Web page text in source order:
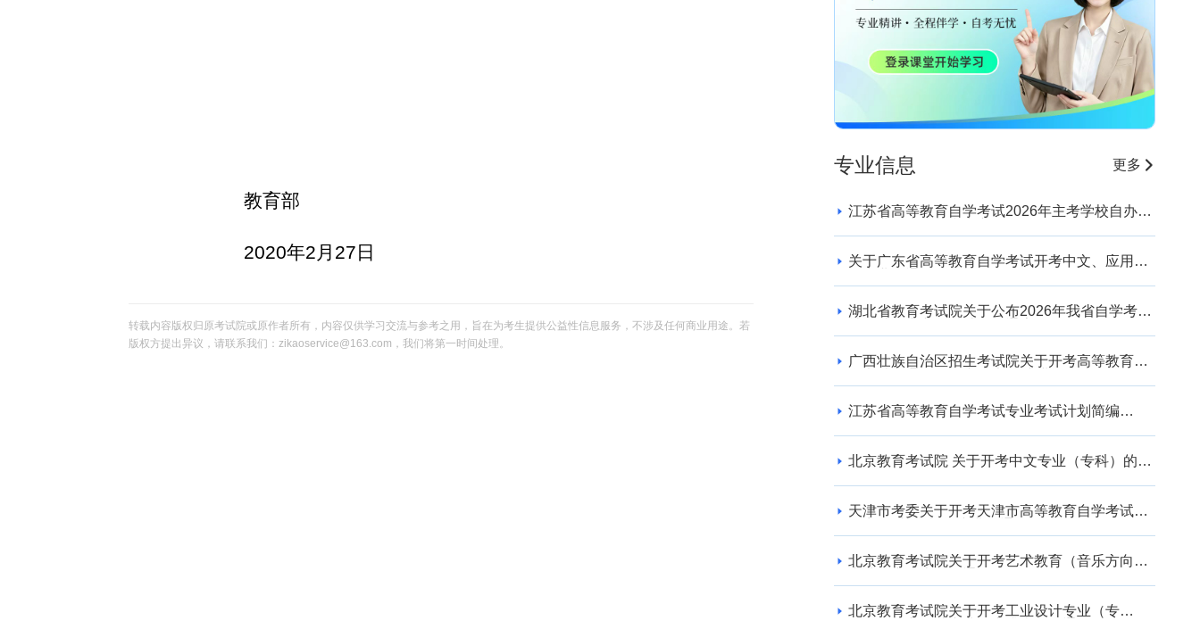
教育部
2020年2月27日
转载内容版权归原考试院或原作者所有，内容仅供学习交流与参考之用，旨在为考生提供公益性信息服务，不涉及任何商业用途。若
版权方提出异议，请联系我们：zikaoservice@163.com，我们将第一时间处理。
专业信息 更多
江苏省高等教育自学考试2026年主考学校自办助
关于广东省高等教育自学考试开考中文、应用英
湖北省教育考试院关于公布2026年我省自学考试
广西壮族自治区招生考试院关于开考高等教育自
江苏省高等教育自学考试专业考试计划简编
北京教育考试院 关于开考中文专业（专科）的通
天津市考委关于开考天津市高等教育自学考试电
北京教育考试院关于开考艺术教育（音乐方向）
北京教育考试院关于开考工业设计专业（专